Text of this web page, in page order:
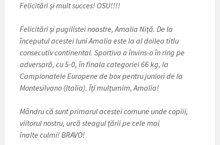
Felicitări și mult succes! OSU!!!!
Felicitări și pugilistei noastre, Amalia Niță. De la
începutul acestei luni Amalia este la al doilea titlu
consecutiv continental. Sportiva a învins-o în ring pe
adversară, cu 5-0, în finala categoriei 66 kg, la
Campionatele Europene de box pentru juniori de la
Montesilvano (Italia). Îți mulțumim, Amalia!
Mândru că sunt primarul acestei comune unde copiii,
viitorul nostru, urcă steagul țării pe cele mai
înalte culmi! BRAVO!